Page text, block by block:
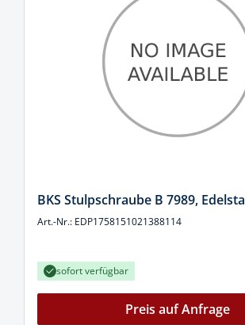
BKS Stulpschraube B 7989,
Art.-Nr.: EDP1758151021388114
sofort verfügbar
Preis auf Anfrage